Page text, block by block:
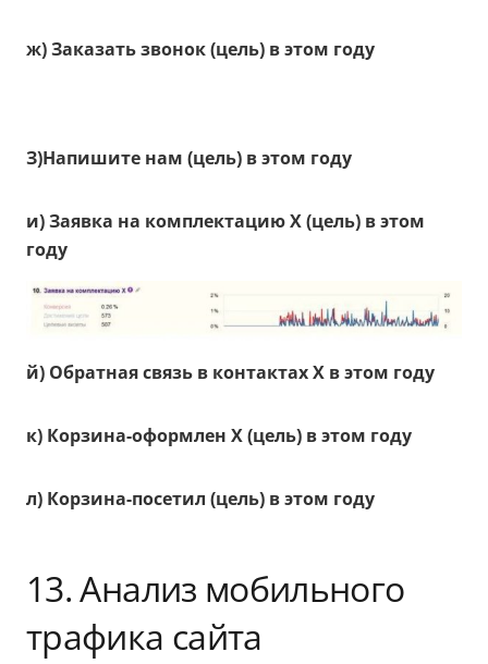
ж) Заказать звонок (цель) в этом году
З)Напишите нам (цель) в этом году
и)Заявка на комплектацию Х(цель) в этом
году
й) Обратная связь в контактах Х в этом году
к) Корзина-оформлен Х(цель) в этом году
л) Корзина-посетил (цель) в этом году
13. Анализ мобильного
трафика сайта